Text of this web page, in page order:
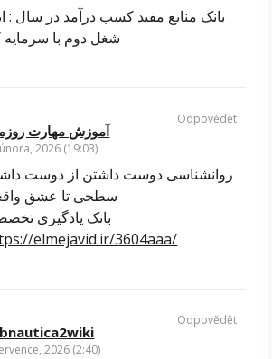
بانک منابع مفید کسب درآمد در سال :
شغل دوم با
آموزش مهارت
2026 (19:03)
روانشناسی دوست داشتن از دوست
سطحی تا عشق
بانک یادگیری
elmejavid.ir/3604aaa/
Odpovědět
2026 (2:40)
Odpovědět